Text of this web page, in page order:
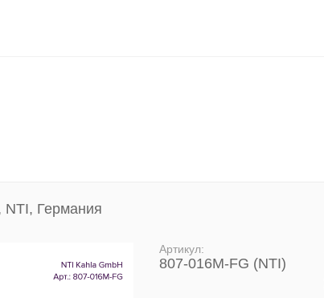
NTI, Германия
Артикул:
807-016M-FG (NTI)